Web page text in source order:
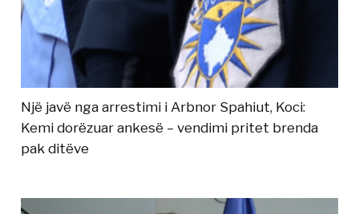
Një javë nga arrestimi i Arbnor Spahiut, Koci:
Kemi dorëzuar ankesë – vendimi pritet brenda
pak ditëve